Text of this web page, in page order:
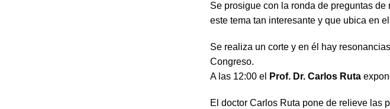
Se prosigue con la ronda de preguntas
este tema tan interesante y que ubica en
Se realiza un corte y en él hay
Congreso.
A las 12:00 el
Prof. Dr. Carlos Ruta
El doctor Carlos Ruta pone de relieve las